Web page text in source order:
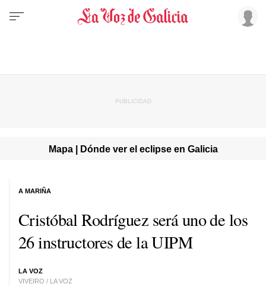
Mapa | Dónde ver el eclipse en Galicia
Cristóbal Rodríguez será uno de los
26 instructores de la UIPM
LA VOZ
VIVEIRO / LA VOZ
A MARIÑA